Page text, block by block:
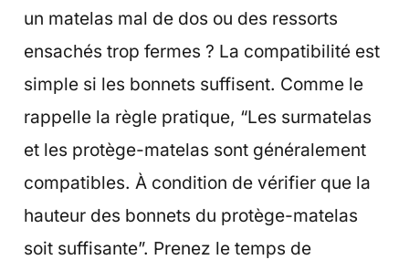
un matelas mal de dos ou des ressorts
ensachés trop fermes ? La compatibilité est
simple si les bonnets suffisent. Comme le
rappelle la règle pratique, “Les surmatelas
et les protège-matelas sont généralement
compatibles. À condition de vérifier que la
hauteur des bonnets du protège-matelas
soit suffisante”. Prenez le temps de